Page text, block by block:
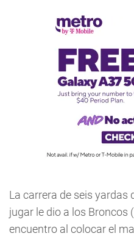
La carrera de seis yardas
jugar le dio a los Broncos
encuentro al colocar el